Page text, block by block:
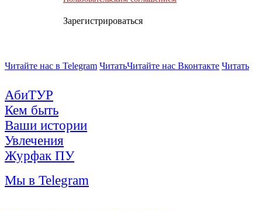
Зарегистрироваться
Читайте нас в Telegram ЧитатьЧитайте нас Вконтакте Читать
АбиТУР
Кем быть
Ваши истории
Увлечения
Журфак ПУ
Мы в Telegram